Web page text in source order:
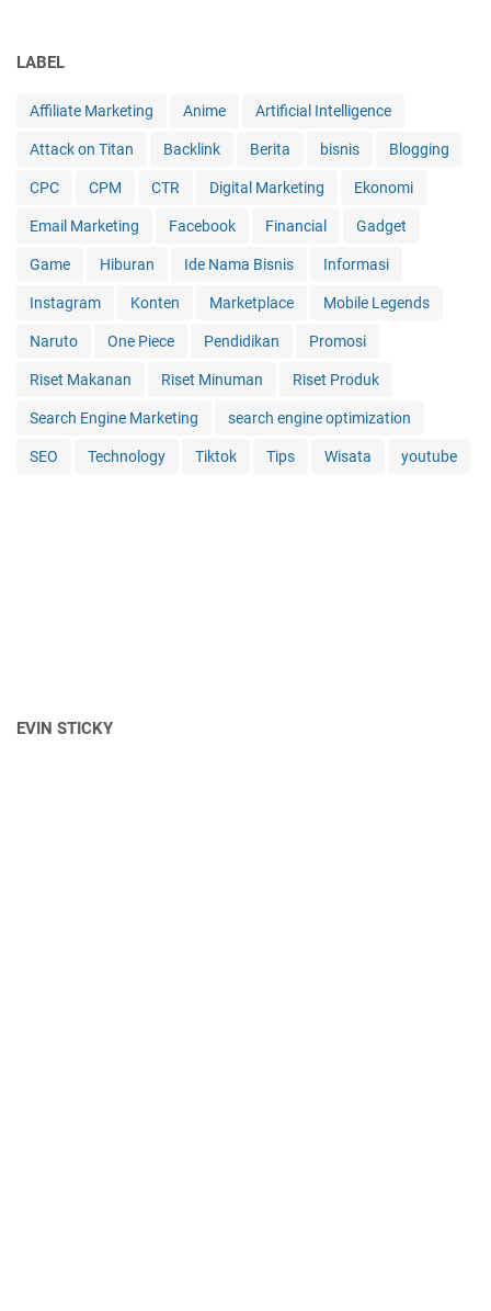
LABEL
Affiliate Marketing Anime Artificial Intelligence
Attack on Titan Backlink Berita bisnis Blogging
CPC CPM CTR Digital Marketing Ekonomi
Email Marketing Facebook Financial Gadget
Game Hiburan Ide Nama Bisnis Informasi
Instagram Konten Marketplace Mobile Legends
Naruto One Piece Pendidikan Promosi
Riset Makanan Riset Minuman Riset Produk
Search Engine Marketing search engine optimization
SEO Technology Tiktok Tips Wisata youtube
EVIN STICKY